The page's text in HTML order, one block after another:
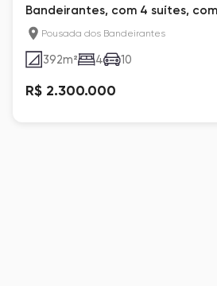
Bandeirantes, com 4 suítes, com
Pousada dos Bandeirantes
392m² 4 10
R$ 2.300.000